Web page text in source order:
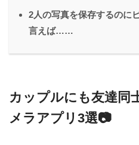
2人の写真を保存するのに
言えば……
カップルにも友達同
メラアプリ3選📷